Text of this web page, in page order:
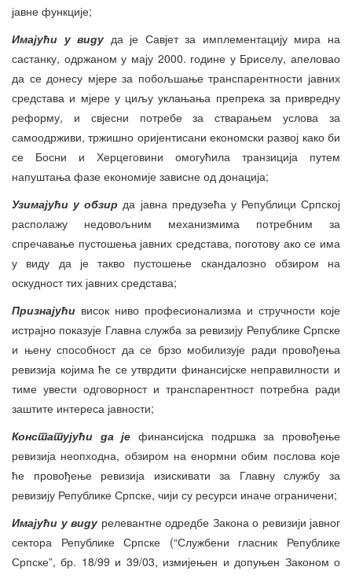
јавне функције;
Имајући у виду да је Савјет за имплементацију мира на
састанку, одржаном у мају 2000. године у Бриселу, апеловао
да се донесу мјере за побољшање транспарентности јавних
средстава и мјере у циљу уклањања препрека за привредну
реформу, и свјесни потребе за стварањем услова за
самоодрживи, тржишно оријентисани економски развој како би
се Босни и Херцеговини омогућила транзиција путем
напуштања фазе економије зависне од донација;
Узимајући у обзир да јавна предузећа у Републици Српској
располажу недовољним механизмима потребним за
спречавање пустошења јавних средстава, поготову ако се има
у виду да је такво пустошење скандалозно обзиром на
оскудност тих јавних средстава;
Признајући висок ниво професионализма и стручности које
истрајно показује Главна служба за ревизију Републике Српске
и њену способност да се брзо мобилизује ради провођења
ревизија којима ће се утврдити финансијске неправилности и
тиме увести одговорност и транспарентност потребна ради
заштите интереса јавности;
Констатујући да је финансијска подршка за провођење
ревизија неопходна, обзиром на енормни обим послова које
ће провођење ревизија изискивати за Главну службу за
ревизију Републике Српске, чији су ресурси иначе ограничени;
Имајући у виду релевантне одредбе Закона о ревизији јавног
сектора Републике Српске (“Службени гласник Републике
Српске”, бр. 18/99 и 39/03, измијењен и допуњен Законом о